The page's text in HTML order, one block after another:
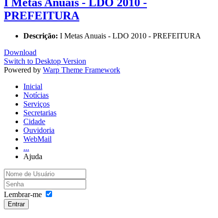
PREFEITURA
Descrição: I Metas Anuais - LDO 2010 - PREFEITURA
Download
Switch to Desktop Version
Powered by Warp Theme Framework
Inicial
Notícias
Serviços
Secretarias
Cidade
Ouvidoria
WebMail
...
Ajuda
Lembrar-me
Entrar